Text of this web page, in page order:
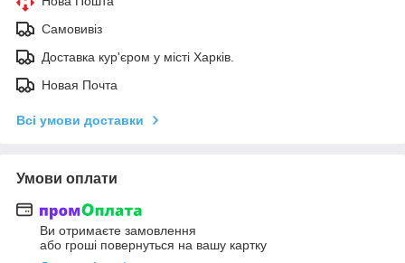
Самовивіз
Доставка кур'єром у місті Харків.
Новая Почта
Всі умови доставки
Умови оплати
Ви отримаєте замовлення
або гроші повернуться на вашу картку